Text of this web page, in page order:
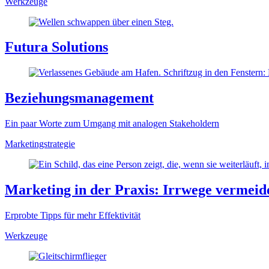
Futura Solutions
Beziehungsmanagement
Ein paar Worte zum Umgang mit analogen Stakeholdern
Marketingstrategie
Marketing in der Praxis: Irrwege
Erprobte Tipps für mehr Effektivität
Werkzeuge